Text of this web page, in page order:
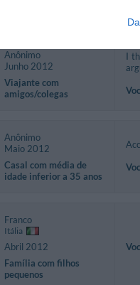
Anônimo
Junho 2012
Viajante com
amigos/colegas
I
Anônimo
Maio 2012
Casal com média de
idade inferior a 35 anos
Franco
Itália
Abril 2012
Família com filhos
pequenos